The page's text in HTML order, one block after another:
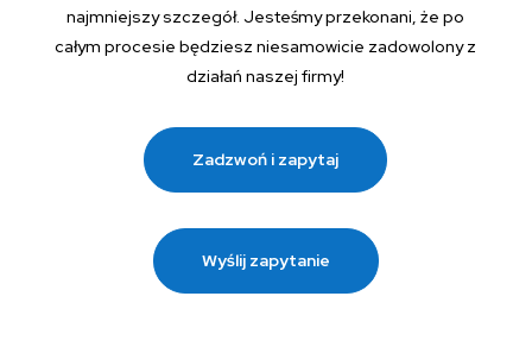
najmniejszy szczegół. Jesteśmy przekonani, że po
całym procesie będziesz niesamowicie zadowolony z
działań naszej firmy!
Zadzwoń i zapytaj
Wyślij zapytanie